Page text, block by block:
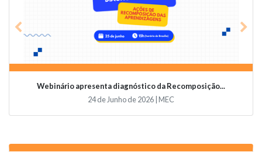
Webinário apresenta diagnóstico da Recomposição...
24 de Junho de 2026 | MEC
Previous